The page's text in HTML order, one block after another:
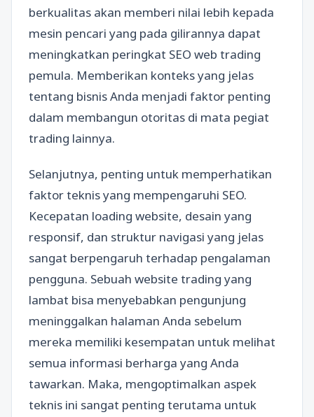
berkualitas akan memberi nilai lebih kepada
mesin pencari yang pada gilirannya dapat
meningkatkan peringkat SEO web trading
pemula. Memberikan konteks yang jelas
tentang bisnis Anda menjadi faktor penting
dalam membangun otoritas di mata pegiat
trading lainnya.
Selanjutnya, penting untuk memperhatikan
faktor teknis yang mempengaruhi SEO.
Kecepatan loading website, desain yang
responsif, dan struktur navigasi yang jelas
sangat berpengaruh terhadap pengalaman
pengguna. Sebuah website trading yang
lambat bisa menyebabkan pengunjung
meninggalkan halaman Anda sebelum
mereka memiliki kesempatan untuk melihat
semua informasi berharga yang Anda
tawarkan. Maka, mengoptimalkan aspek
teknis ini sangat penting terutama untuk